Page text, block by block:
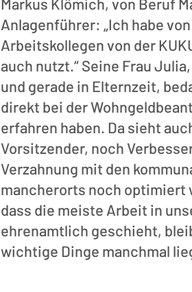
Anlagenführer: „Ich habe
Arbeitskollegen von der
auch nutzt.“ Seine Frau
und gerade in Elternzeit,
direkt bei der
erfahren haben. Da sieht
Vorsitzender, noch
Verzahnung mit den
mancherorts noch optimiert
dass die meiste Arbeit in
ehrenamtlich geschieht,
wichtige Dinge manchmal